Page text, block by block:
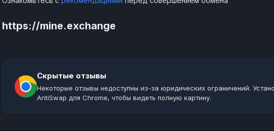
https://mine.exchange
Скрытые отзывы
Некоторые отзывы недоступны из-за юридических ограничений.
AntiSwap для Chrome, чтобы видеть полную картину.